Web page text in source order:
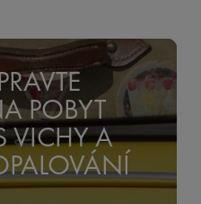
POBYT
VICHY A